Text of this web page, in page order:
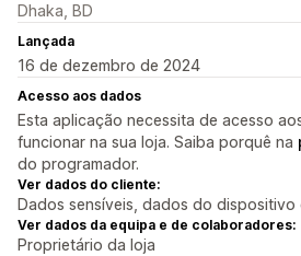
Dhaka, BD
Lançada
16 de dezembro de 2024
Acesso aos dados
Esta aplicação necessita de acesso
funcionar na sua loja. Saiba porquê na
do programador.
Ver dados do cliente:
Dados sensíveis, dados do dispositivo
Ver dados da equipa e de colaboradores:
Proprietário da loja